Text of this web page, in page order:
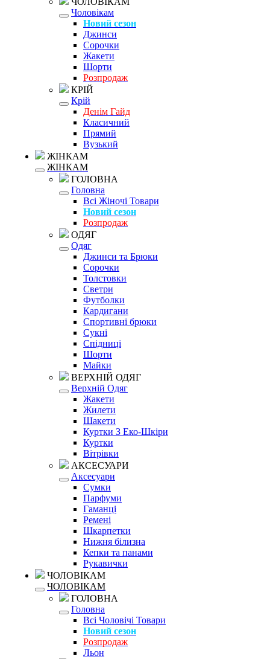
Чоловікам
Новий сезон
Джинси
Сорочки
Жакети
Шорти
Розпродаж
КРІЙ
Крій
Денім Гайд
Класичний
Прямий
Вузький
ЖІНКАМ
ЖІНКАМ
ГОЛОВНА
Головна
Всі Жіночі Товари
Новий сезон
Розпродаж
ОДЯГ
Одяг
Джинси та Брюки
Сорочки
Толстовки
Светри
Футболки
Кардигани
Спортивні брюки
Сукні
Спідниці
Шорти
Майки
ВЕРХНІЙ ОДЯГ
Верхній Одяг
Жакети
Жилети
Шакети
Куртки З Еко-Шкіри
Куртки
Вітрівки
АКСЕСУАРИ
Аксесуари
Сумки
Парфуми
Гаманці
Ремені
Шкарпетки
Нижня білизна
Кепки та панами
Рукавички
ЧОЛОВІКАМ
ЧОЛОВІКАМ
ГОЛОВНА
Головна
Всі Чоловічі Товари
Новий сезон
Розпродаж
Льон